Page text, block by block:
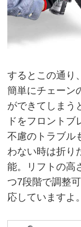
するとこの通り
簡単にチェーン
ができてしまう
ドをフロント
不慮のトラブル
わない時は折り
能。リフトの高
つ7段階で調整
応していますよ。